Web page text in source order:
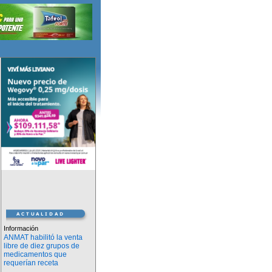
Información
ANMAT habilitó la venta
libre de diez grupos de
medicamentos que
requerían receta